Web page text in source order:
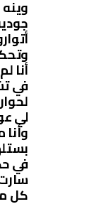
أنا
في
لي
في
كل